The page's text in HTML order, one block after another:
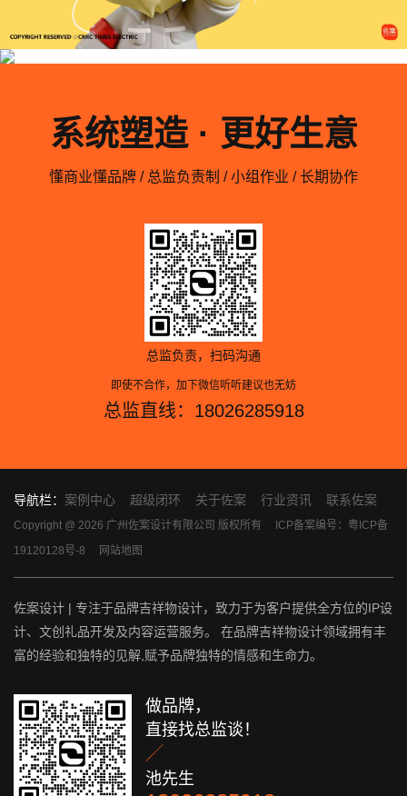
系统塑造 · 更好生意
懂商业懂品牌 / 总监负责制 / 小组作业 / 长期协作
总监负责，扫码沟通
即使不合作，加下微信听听建议也无妨
总监直线：18026285918
导航栏： 案例中心 超级闭环 关于佐案 行业资讯 联系佐案
Copyright @ 2026 广州佐案设计有限公司 版权所有
ICP备案编号：粤ICP备
19120128号-8
网站地图
佐案设计 | 专注于品牌吉祥物设计，致力于为客户提供全方位的IP设
计、文创礼品开发及内容运营服务。 在品牌吉祥物设计领域拥有丰
富的经验和独特的见解,赋予品牌独特的情感和生命力。
做品牌，
直接找总监谈！

池先生